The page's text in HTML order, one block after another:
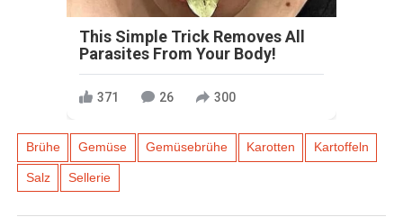
This Simple Trick Removes All
Parasites From Your Body!
371 26 300
Brühe Gemüse Gemüsebrühe Karotten Kartoffeln
Salz Sellerie